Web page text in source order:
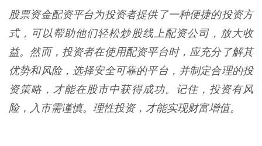
股票资金配资平台为投资者提供了一种便捷的投资方
式，可以帮助他们轻松炒股线上配资公司，放大收
益。然而，投资者在使用配资平台时，应充分了解其
优势和风险，选择安全可靠的平台，并制定合理的投
资策略，才能在股市中获得成功。记住，投资有风
险，入市需谨慎。理性投资，才能实现财富增值。